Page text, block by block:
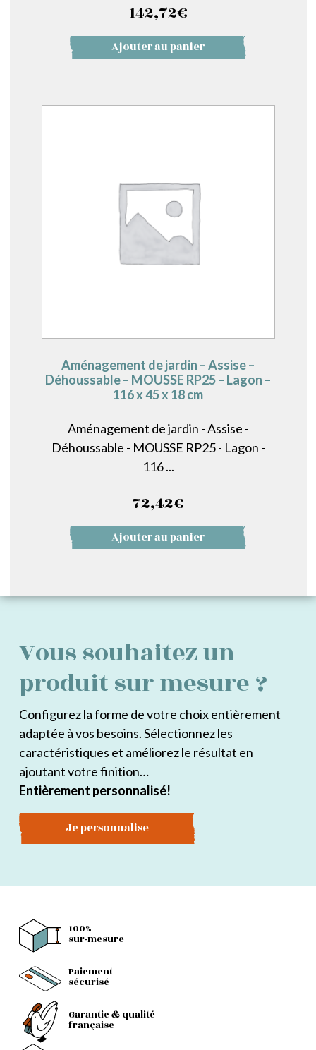
142,72€
Ajouter au panier
Aménagement de jardin – Assise –
Déhoussable – MOUSSE RP25 – Lagon –
116 x 45 x 18 cm
Aménagement de jardin - Assise -
Déhoussable - MOUSSE RP25 - Lagon -
116 ...
72,42€
Ajouter au panier
Vous souhaitez un
produit sur mesure ?
Configurez la forme de votre choix entièrement
adaptée à vos besoins. Sélectionnez les
caractéristiques et améliorez le résultat en
ajoutant votre finition…
Entièrement personnalisé!
Je personnalise
100%
sur-mesure
Paiement
sécurisé
Garantie & qualité
française